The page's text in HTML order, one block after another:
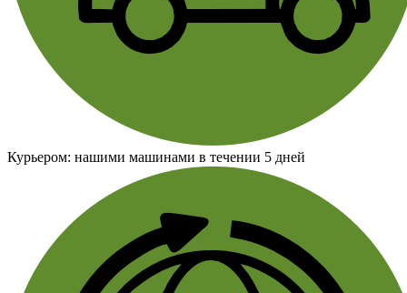
Курьером: нашими машинами в течении 5 дней